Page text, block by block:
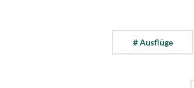
# Ausflüge